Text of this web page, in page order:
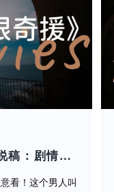
...
《极限奇援》电影解说稿：剧情完整版+结局真相（影视解说文案）
看！这个男人叫